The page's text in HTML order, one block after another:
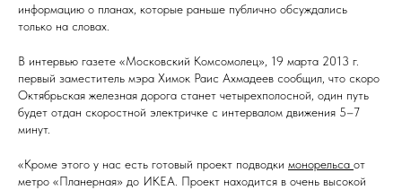
информацию о планах, которые раньше публично обсуждались
только на словах.
В интервью газете «Московский Комсомолец», 19 марта 2013 г.
первый заместитель мэра Химок Раис Ахмадеев сообщил, что скоро
Октябрьская железная дорога станет четырехполосной, один путь
будет отдан скоростной электричке с интервалом движения 5–7
минут.
«Кроме этого у нас есть готовый проект подводки монорельса от
метро «Планерная» до ИКЕА. Проект находится в очень высокой